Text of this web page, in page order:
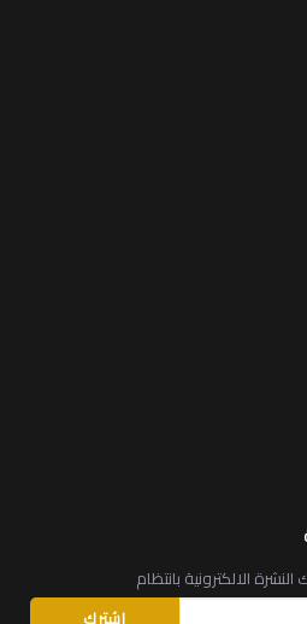
الالكترونية بانتظام